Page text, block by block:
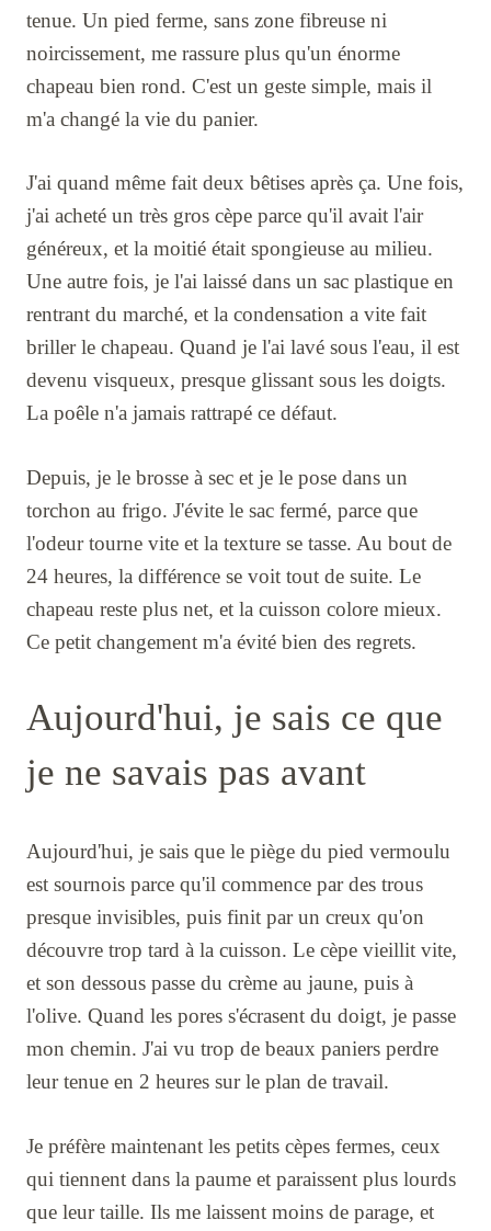
tenue. Un pied ferme, sans zone fibreuse ni
noircissement, me rassure plus qu'un énorme
chapeau bien rond. C'est un geste simple, mais il
m'a changé la vie du panier.
J'ai quand même fait deux bêtises après ça. Une fois,
j'ai acheté un très gros cèpe parce qu'il avait l'air
généreux, et la moitié était spongieuse au milieu.
Une autre fois, je l'ai laissé dans un sac plastique en
rentrant du marché, et la condensation a vite fait
briller le chapeau. Quand je l'ai lavé sous l'eau, il est
devenu visqueux, presque glissant sous les doigts.
La poêle n'a jamais rattrapé ce défaut.
Depuis, je le brosse à sec et je le pose dans un
torchon au frigo. J'évite le sac fermé, parce que
l'odeur tourne vite et la texture se tasse. Au bout de
24 heures, la différence se voit tout de suite. Le
chapeau reste plus net, et la cuisson colore mieux.
Ce petit changement m'a évité bien des regrets.
Aujourd'hui, je sais ce que
je ne savais pas avant
Aujourd'hui, je sais que le piège du pied vermoulu
est sournois parce qu'il commence par des trous
presque invisibles, puis finit par un creux qu'on
découvre trop tard à la cuisson. Le cèpe vieillit vite,
et son dessous passe du crème au jaune, puis à
l'olive. Quand les pores s'écrasent du doigt, je passe
mon chemin. J'ai vu trop de beaux paniers perdre
leur tenue en 2 heures sur le plan de travail.
Je préfère maintenant les petits cèpes fermes, ceux
qui tiennent dans la paume et paraissent plus lourds
que leur taille. Ils me laissent moins de parage, et